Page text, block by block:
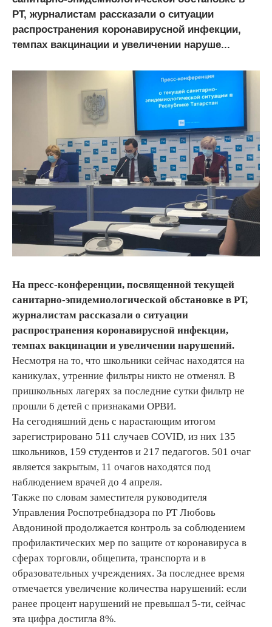
РТ, журналистам рассказали о ситуации
распространения коронавирусной инфекции,
темпах вакцинации и увеличении наруше...
На пресс-конференции, посвященной текущей
санитарно-эпидемиологической обстановке в РТ,
журналистам рассказали о ситуации
распространения коронавирусной инфекции,
темпах вакцинации и увеличении нарушений.
Несмотря на то, что школьники сейчас находятся на
каникулах, утренние фильтры никто не отменял. В
пришкольных лагерях за последние сутки фильтр не
прошли 6 детей с признаками ОРВИ.
На сегодняшний день с нарастающим итогом
зарегистрировано 511 случаев COVID, из них 135
школьников, 159 студентов и 217 педагогов. 501 очаг
является закрытым, 11 очагов находятся под
наблюдением врачей до 4 апреля.
Также по словам заместителя руководителя
Управления Роспотребнадзора по РТ Любовь
Авдониной продолжается контроль за соблюдением
профилактических мер по защите от коронавируса в
сферах торговли, общепита, транспорта и в
образовательных учреждениях. За последнее время
отмечается увеличение количества нарушений: если
ранее процент нарушений не превышал 5-ти, сейчас
эта цифра достигла 8%.